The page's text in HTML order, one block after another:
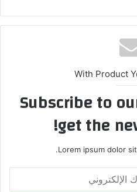
With Product
Subscribe to
get the
Lorem ipsum dolor